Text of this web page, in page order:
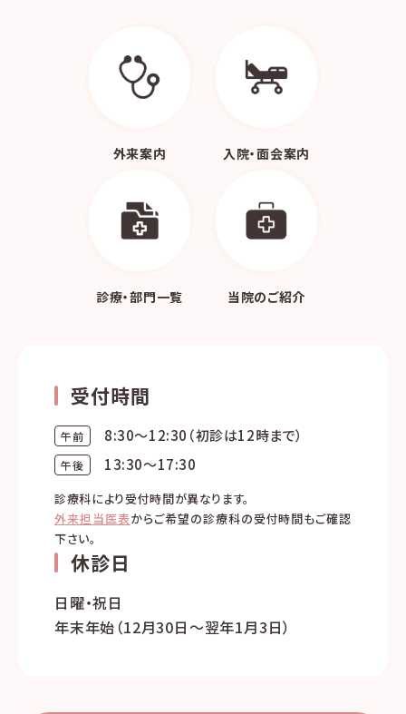
外来案内 入院・面会案内
診療・部門一覧 当院のご紹介
受付時間
午前 8:30～12:30（初診は12時まで）
午後 13:30～17:30
診療科により受付時間が異なります。
外来担当医表からご希望の診療科の受付時間もご確認
下さい。
休診日
日曜・祝日
年末年始（12月30日～翌年1月3日）